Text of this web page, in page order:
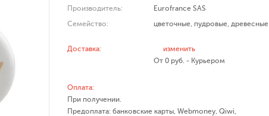
Производитель:
Eurofrance SAS
Семейство:
цветочные, пудровые, древесные
Доставка:
изменить
От 0 руб. - Курьером
Оплата:
При получении.
Предоплата: банковские карты, Webmoney, Qiwi,